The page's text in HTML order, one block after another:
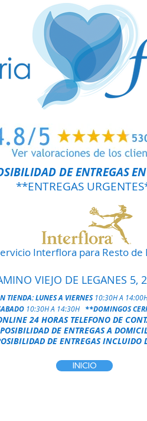
DE ENTREGAS
**ENTREGAS
Interflora para Resto de
VIEJO DE LEGANES 5,
TIENDA:LUNES A VIERNES 10:30H A
10:30H A 14:30H **DOMINGOS
24 HORASTELEFONO DE
DE ENTREGAS A
DE ENTREGAS INCLUIDO
INICIO